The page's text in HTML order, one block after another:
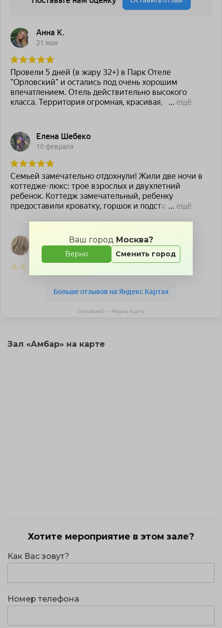
Ваш город Москва?
Верно Сменить город
Орловский — Яндекс Карты
Зал «Амбар» на карте
Хотите мероприятие в этом зале?
Как Вас зовут?
Номер телефона